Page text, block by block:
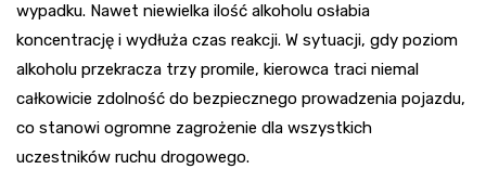
wypadku. Nawet niewielka ilość alkoholu osłabia
koncentrację i wydłuża czas reakcji. W sytuacji, gdy poziom
alkoholu przekracza trzy promile, kierowca traci niemal
całkowicie zdolność do bezpiecznego prowadzenia pojazdu,
co stanowi ogromne zagrożenie dla wszystkich
uczestników ruchu drogowego.